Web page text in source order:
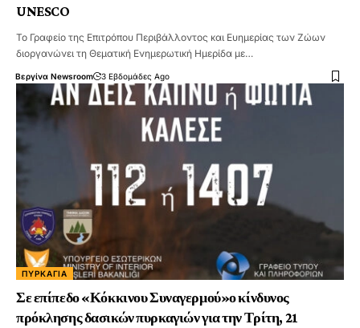
UNESCO
Το Γραφείο της Επιτρόπου Περιβάλλοντος και Ευημερίας των Ζώων
διοργανώνει τη Θεματική Ενημερωτική Ημερίδα με…
Βεργίνα Newsroom 3 Εβδομάδες Ago
ΠΥΡΚΑΓΙΆ
Σε επίπεδο «Κόκκινου Συναγερμού»ο κίνδυνος
πρόκλησης δασικών πυρκαγιών για την Τρίτη, 21